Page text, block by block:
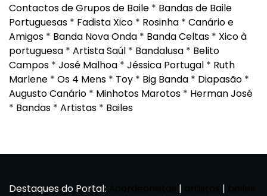
Contactos de Grupos de Baile * Bandas de Baile
Portuguesas * Fadista Xico * Rosinha * Canário e
Amigos * Banda Nova Onda * Banda Celtas * Xico à
portuguesa * Artista Saúl * Bandalusa * Belito
Campos * José Malhoa * Jéssica Portugal * Ruth
Marlene * Os 4 Mens * Toy * Big Banda * Diapasão *
Augusto Canário * Minhotos Marotos * Herman José
* Bandas * Artistas * Bailes
Destaques do Portal: | |